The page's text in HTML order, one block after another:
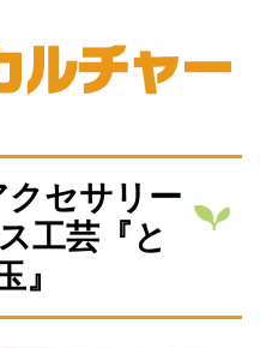
セサリー
工芸『と
』